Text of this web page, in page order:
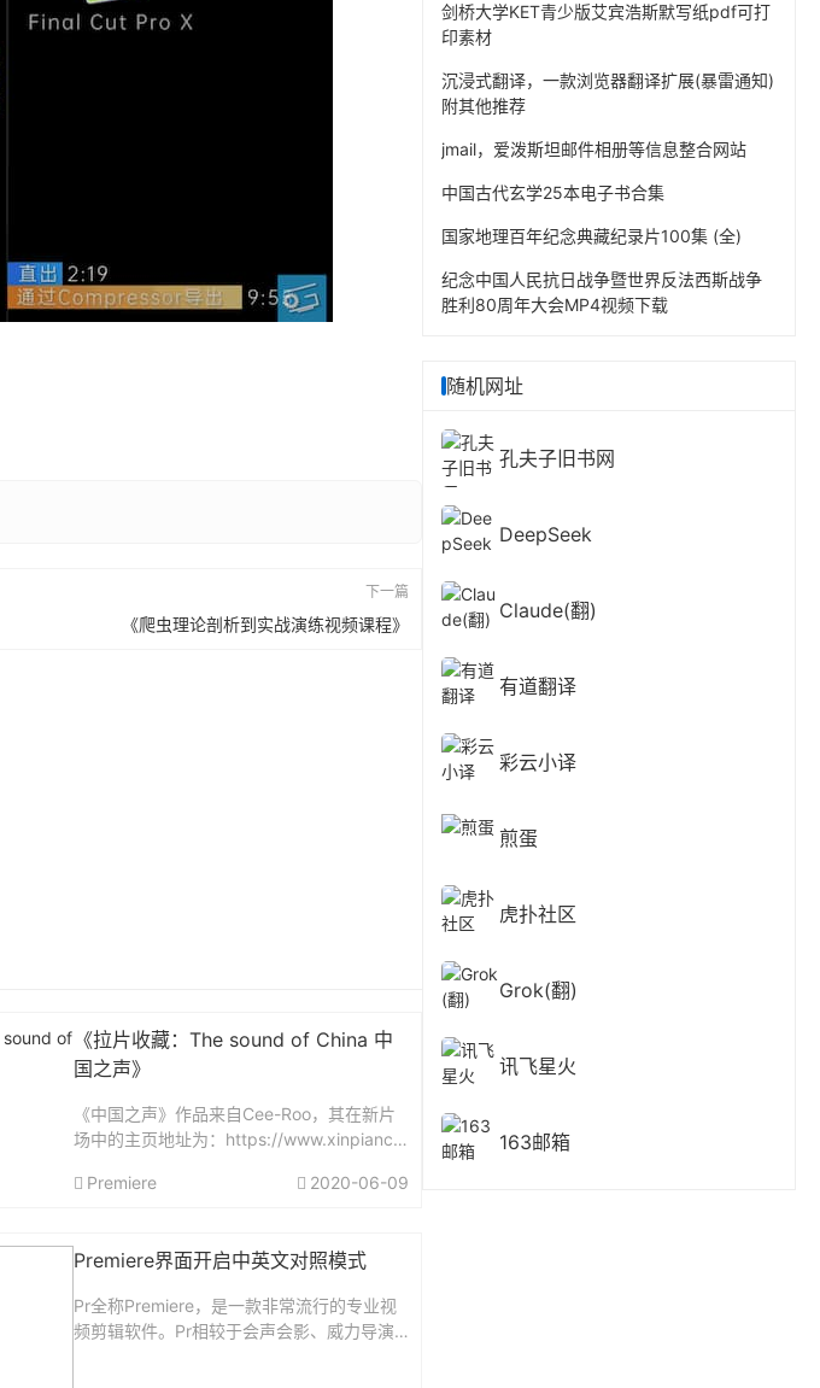
下一篇
《爬虫理论剖析到实战演练视频课程》
《拉片收藏：The sound of China 中
国之声》
《中国之声》作品来自Cee-Roo，其在新片
场中的主页地址为：https://www.xinpianch
觉得《The sound...
Premiere 2020-06-09
Premiere界面开启中英文对照模式
Pr全称Premiere，是一款非常流行的专业视
频剪辑软件。Pr相较于会声会影、威力导演
剑桥大学KET青少版艾宾浩斯默写纸pdf可打
印素材
沉浸式翻译，一款浏览器翻译扩展(暴雷通知)
附其他推荐
jmail，爱泼斯坦邮件相册等信息整合网站
中国古代玄学25本电子书合集
国家地理百年纪念典藏纪录片100集 (全)
纪念中国人民抗日战争暨世界反法西斯战争
胜利80周年大会MP4视频下载
随机网址
孔夫子旧书网
DeepSeek
Claude(翻)
有道翻译
彩云小译
煎蛋
虎扑社区
Grok(翻)
讯飞星火
163邮箱